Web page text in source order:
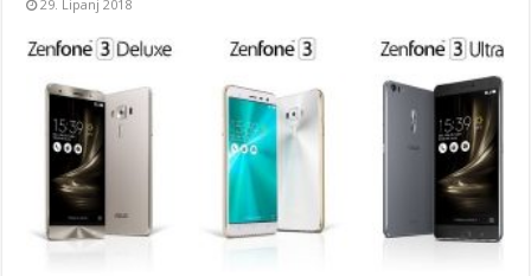
29. Lipanj 2018